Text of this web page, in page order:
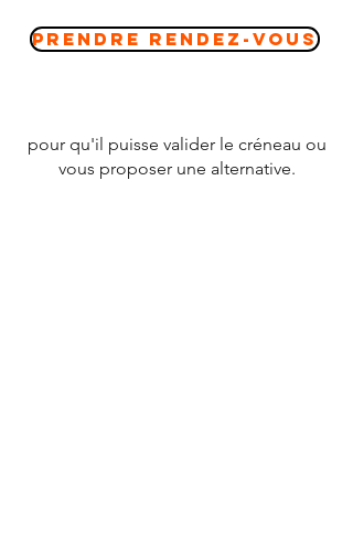
Prendre Rendez-vous
pour qu'il puisse valider le créneau ou
vous proposer une alternative.